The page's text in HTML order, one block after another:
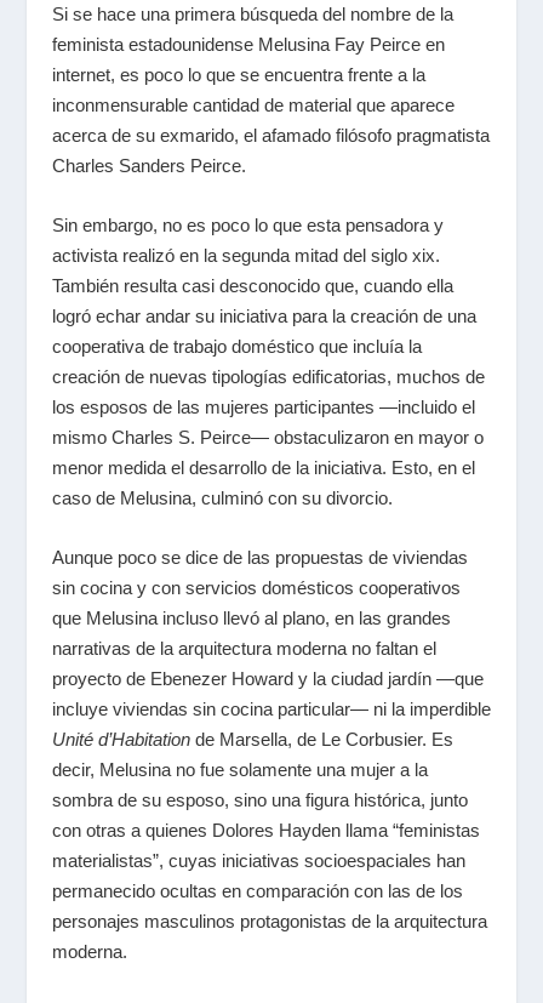
Si se hace una primera búsqueda del nombre de la
feminista estadounidense Melusina Fay Peirce en
internet, es poco lo que se encuentra frente a la
inconmensurable cantidad de material que aparece
acerca de su exmarido, el afamado filósofo pragmatista
Charles Sanders Peirce.
Sin embargo, no es poco lo que esta pensadora y
activista realizó en la segunda mitad del siglo xix.
También resulta casi desconocido que, cuando ella
logró echar andar su iniciativa para la creación de una
cooperativa de trabajo doméstico que incluía la
creación de nuevas tipologías edificatorias, muchos de
los esposos de las mujeres participantes ―incluido el
mismo Charles S. Peirce― obstaculizaron en mayor o
menor medida el desarrollo de la iniciativa. Esto, en el
caso de Melusina, culminó con su divorcio.
Aunque poco se dice de las propuestas de viviendas
sin cocina y con servicios domésticos cooperativos
que Melusina incluso llevó al plano, en las grandes
narrativas de la arquitectura moderna no faltan el
proyecto de Ebenezer Howard y la ciudad jardín ―que
incluye viviendas sin cocina particular― ni la imperdible
Unité d’Habitation de Marsella, de Le Corbusier. Es
decir, Melusina no fue solamente una mujer a la
sombra de su esposo, sino una figura histórica, junto
con otras a quienes Dolores Hayden llama “feministas
materialistas”, cuyas iniciativas socioespaciales han
permanecido ocultas en comparación con las de los
personajes masculinos protagonistas de la arquitectura
moderna.